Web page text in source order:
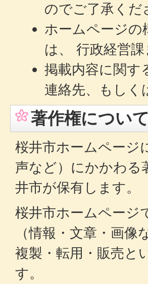
のでご了承くだ
ホームページ
は、 行政経営
掲載内容に関す
連絡先、もしく
著作権について
桜井市ホームページ
声など）にかかわる
井市が保有します。
桜井市ホームページ
（情報・文章・画
複製・転用・販売と
す。